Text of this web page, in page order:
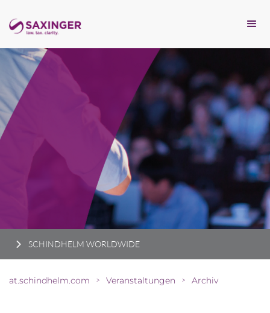
SCHINDHELM WORLDWIDE
at.schindhelm.com > Veranstaltungen > Archiv